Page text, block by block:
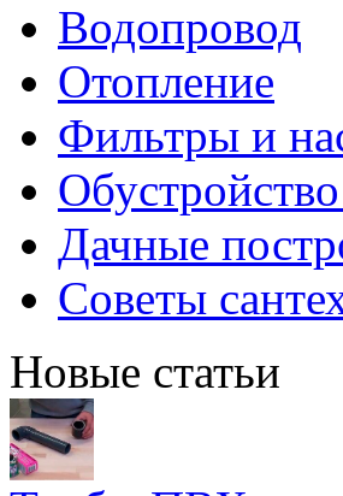
Водопровод
Отопление
Фильтры и
Дачные
Советы
Новые статьи